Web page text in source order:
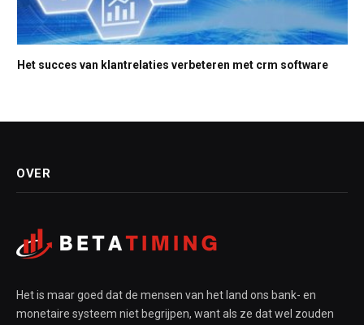
Het succes van klantrelaties verbeteren met crm software
OVER
Het is maar goed dat de mensen van het land ons bank- en
monetaire systeem niet begrijpen, want als ze dat wel zouden